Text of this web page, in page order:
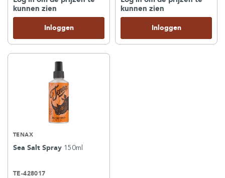
kunnen zien
Inloggen
kunnen zien
Inloggen
TENAX
Sea Salt Spray 150ml
TE-428017